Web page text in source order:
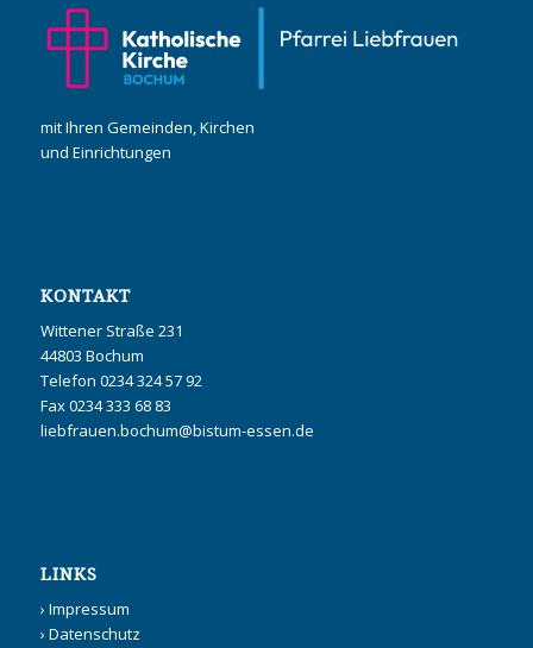
mit Ihren Gemeinden, Kirchen
und Einrichtungen
KONTAKT
Wittener Straße 231
44803 Bochum
Telefon 0234 324 57 92
Fax 0234 333 68 83
liebfrauen.bochum@bistum-essen.de
LINKS
› Impressum
› Datenschutz